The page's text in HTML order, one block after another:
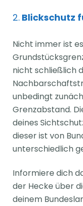
2.Blickschutz
Nicht immer ist
nicht schließlich
unbedingt
Grenzabstand.
deines
dieser ist von
unterschiedlich
Informiere dich
der Hecke über
deinem